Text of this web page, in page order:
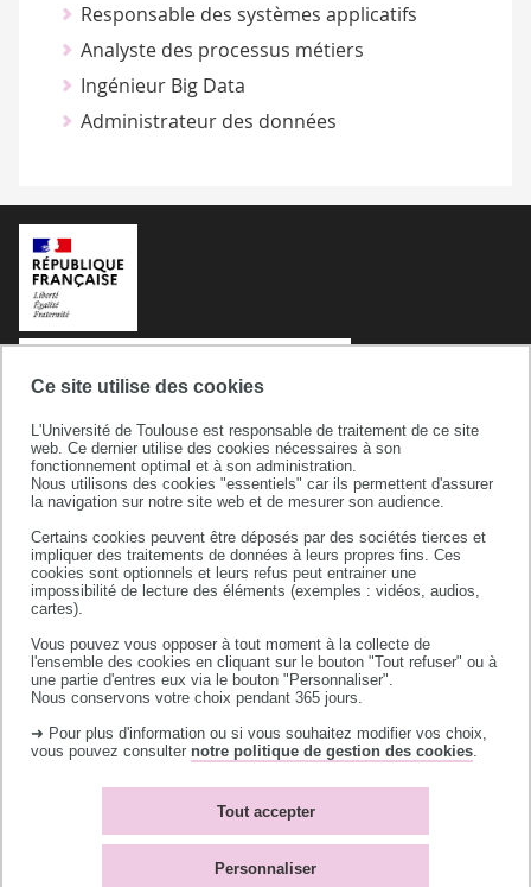
Ce site utilise des cookies
L'Université de Toulouse est responsable de traitement de ce site
web. Ce dernier utilise des cookies nécessaires à son
fonctionnement optimal et à son administration.
Nous utilisons des cookies "essentiels" car ils permettent d'assurer
la navigation sur notre site web et de mesurer son audience.
Certains cookies peuvent être déposés par des sociétés tierces et
impliquer des traitements de données à leurs propres fins. Ces
cookies sont optionnels et leurs refus peut entrainer une
impossibilité de lecture des éléments (exemples : vidéos, audios,
cartes).
Vous pouvez vous opposer à tout moment à la collecte de
l'ensemble des cookies en cliquant sur le bouton "Tout refuser" ou à
une partie d'entres eux via le bouton "Personnaliser".
Nous conservons votre choix pendant 365 jours.
➜ Pour plus d'information ou si vous souhaitez modifier vos choix,
vous pouvez consulter notre politique de gestion des cookies
Tout accepter
Personnaliser
Responsable des systèmes applicatifs
Analyste des processus métiers
Ingénieur Big Data
Administrateur des données
Université de Toulouse
118 route de Narbonne
31062 TOULOUSE CEDEX 9
téléphone +33 (0)5 61 55 66 11
L'université recrute
Plan du site
Mentions légales
Témoins de connexion